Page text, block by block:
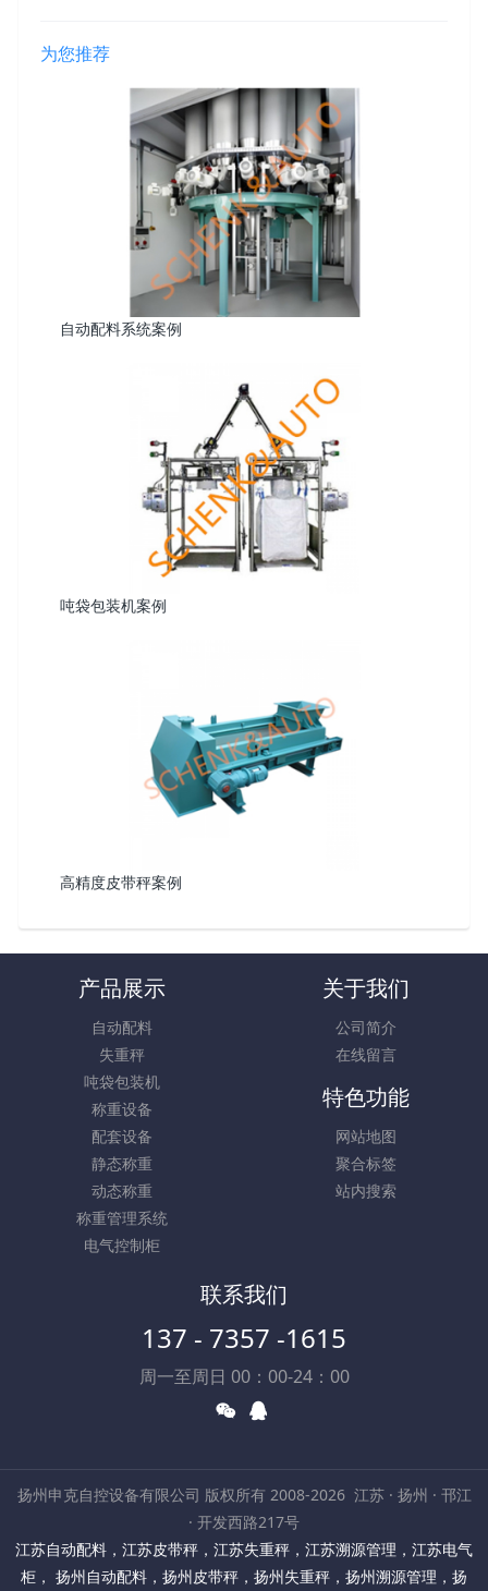
为您推荐
自动配料系统案例
吨袋包装机案例
高精度皮带秤案例
产品展示
自动配料
失重秤
吨袋包装机
称重设备
配套设备
静态称重
动态称重
称重管理系统
电气控制柜
关于我们
公司简介
在线留言
特色功能
网站地图
聚合标签
站内搜索
联系我们
137 - 7357 -1615
周一至周日 00：00-24：00
扬州申克自控设备有限公司 版权所有 2008-2026 江苏 · 扬州 · 邗江
· 开发西路217号
江苏自动配料 ， 江苏皮带秤 ， 江苏失重秤 ， 江苏溯源管理 ， 江苏电气
柜 ， 扬州自动配料 ， 扬州皮带秤 ， 扬州失重秤 ， 扬州溯源管理 ， 扬